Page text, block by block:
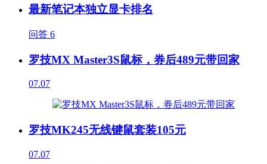
最新笔记本独立显卡排名
问答 6
罗技MX Master3S鼠标，券后489元带回家
07.07
罗技MK245无线键鼠套装105元
07.07